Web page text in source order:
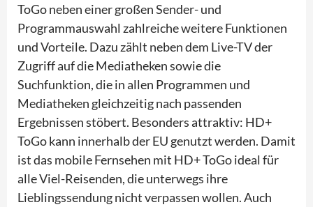
ToGo neben einer großen Sender- und
Programmauswahl zahlreiche weitere Funktionen
und Vorteile. Dazu zählt neben dem Live-TV der
Zugriff auf die Mediatheken sowie die
Suchfunktion, die in allen Programmen und
Mediatheken gleichzeitig nach passenden
Ergebnissen stöbert. Besonders attraktiv: HD+
ToGo kann innerhalb der EU genutzt werden. Damit
ist das mobile Fernsehen mit HD+ ToGo ideal für
alle Viel-Reisenden, die unterwegs ihre
Lieblingssendung nicht verpassen wollen. Auch